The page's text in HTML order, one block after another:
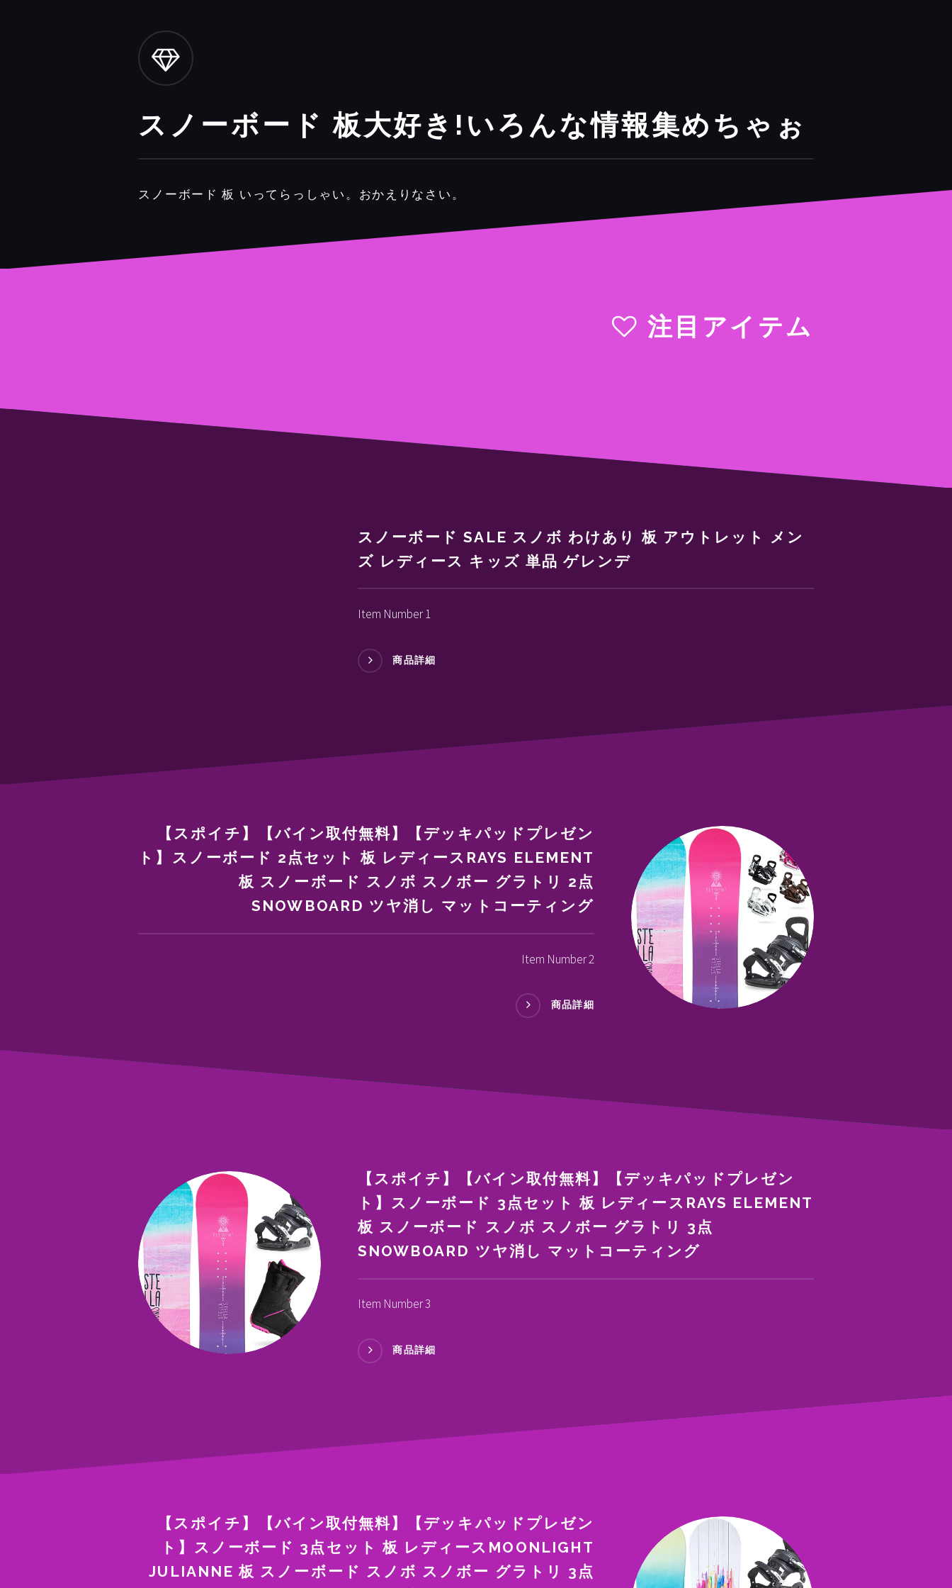
スノーボード 板大好き!いろんな情報集めちゃぉ
スノーボード 板 いってらっしゃい。おかえりなさい。
注目アイテム
スノーボード SALE スノボ わけあり 板 アウトレット メン
ズ レディース キッズ 単品 ゲレンデ
Item Number 1
商品詳細
【スポイチ】【バイン取付無料】【デッキパッドプレゼン
ト】スノーボード 2点セット 板 レディースRAYS ELEMENT
板 スノーボード スノボ スノボー グラトリ 2点
SNOWBOARD ツヤ消し マットコーティング
Item Number 2
商品詳細
【スポイチ】【バイン取付無料】【デッキパッドプレゼン
ト】スノーボード 3点セット 板 レディースRAYS ELEMENT
板 スノーボード スノボ スノボー グラトリ 3点
SNOWBOARD ツヤ消し マットコーティング
Item Number 3
商品詳細
【スポイチ】【バイン取付無料】【デッキパッドプレゼン
ト】スノーボード 3点セット 板 レディースMOONLIGHT
JULIANNE 板 スノーボード スノボ スノボー グラトリ 3点